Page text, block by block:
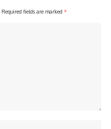
Required fields are marked *